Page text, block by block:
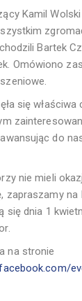
Kamil Wolski
Bartek
Omówiono
się właściwa
do
nie mieli
zapraszamy na
się dnia 1
na stronie